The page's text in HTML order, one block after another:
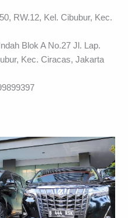
RW.12, Kel. Cibubur, Kec.
Blok A No.27 Jl. Lap.
Kec. Ciracas, Jakarta